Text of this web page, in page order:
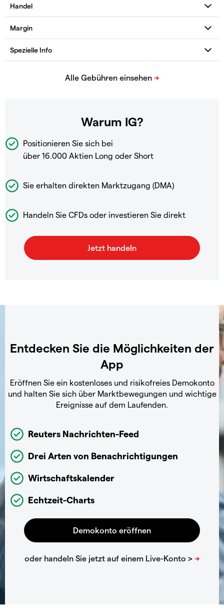
Warum IG?
Positionieren Sie sich bei
über 16.000 Aktien Long oder Short
Sie erhalten direkten Marktzugang (DMA)
Handeln Sie CFDs oder investieren Sie direkt
Entdecken Sie die Möglichkeiten der
App
Eröffnen Sie ein kostenloses und risikofreies Demokonto
und halten Sie sich über Marktbewegungen und wichtige
Ereignisse auf dem Laufenden.
Reuters Nachrichten-Feed
Drei Arten von Benachrichtigungen
Wirtschaftskalender
Echtzeit-Charts